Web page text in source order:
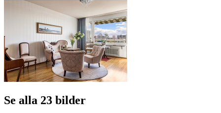
Se alla 23 bilder